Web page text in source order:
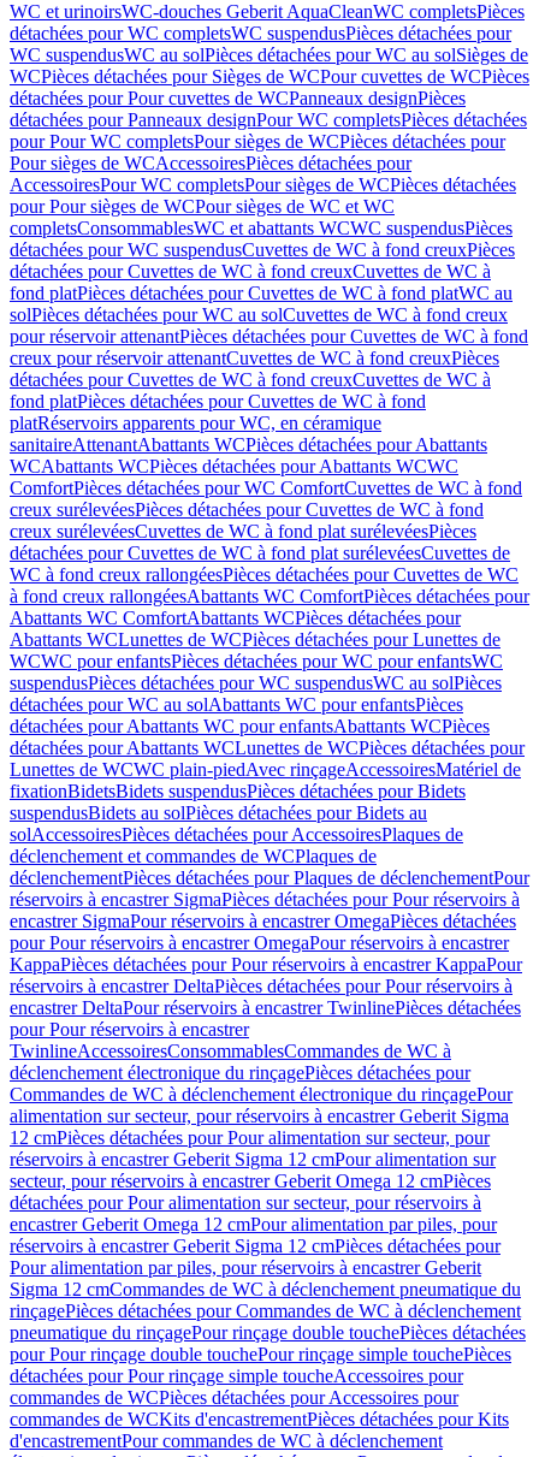
WC et urinoirsWC-douches Geberit AquaCleanWC completsPièces
détachées pour WC completsWC suspendusPièces détachées pour
WC suspendusWC au solPièces détachées pour WC au solSièges de
WCPièces détachées pour Sièges de WCPour cuvettes de WCPièces
détachées pour Pour cuvettes de WCPanneaux designPièces
détachées pour Panneaux designPour WC completsPièces détachées
pour Pour WC completsPour sièges de WCPièces détachées pour
Pour sièges de WCAccessoiresPièces détachées pour
AccessoiresPour WC completsPour sièges de WCPièces détachées
pour Pour sièges de WCPour sièges de WC et WC
completsConsommablesWC et abattants WCWC suspendusPièces
détachées pour WC suspendusCuvettes de WC à fond creuxPièces
détachées pour Cuvettes de WC à fond creuxCuvettes de WC à
fond platPièces détachées pour Cuvettes de WC à fond platWC au
solPièces détachées pour WC au solCuvettes de WC à fond creux
pour réservoir attenantPièces détachées pour Cuvettes de WC à fond
creux pour réservoir attenantCuvettes de WC à fond creuxPièces
détachées pour Cuvettes de WC à fond creuxCuvettes de WC à
fond platPièces détachées pour Cuvettes de WC à fond
platRéservoirs apparents pour WC, en céramique
sanitaireAttenantAbattants WCPièces détachées pour Abattants
WCAbattants WCPièces détachées pour Abattants WCWC
ComfortPièces détachées pour WC ComfortCuvettes de WC à fond
creux surélevéesPièces détachées pour Cuvettes de WC à fond
creux surélevéesCuvettes de WC à fond plat surélevéesPièces
détachées pour Cuvettes de WC à fond plat surélevéesCuvettes de
WC à fond creux rallongéesPièces détachées pour Cuvettes de WC
à fond creux rallongéesAbattants WC ComfortPièces détachées pour
Abattants WC ComfortAbattants WCPièces détachées pour
Abattants WCLunettes de WCPièces détachées pour Lunettes de
WCWC pour enfantsPièces détachées pour WC pour enfantsWC
suspendusPièces détachées pour WC suspendusWC au solPièces
détachées pour WC au solAbattants WC pour enfantsPièces
détachées pour Abattants WC pour enfantsAbattants WCPièces
détachées pour Abattants WCLunettes de WCPièces détachées pour
Lunettes de WCWC plain-piedAvec rinçageAccessoiresMatériel de
fixationBidetsBidets suspendusPièces détachées pour Bidets
suspendusBidets au solPièces détachées pour Bidets au
solAccessoiresPièces détachées pour AccessoiresPlaques de
déclenchement et commandes de WCPlaques de
déclenchementPièces détachées pour Plaques de déclenchementPour
réservoirs à encastrer SigmaPièces détachées pour Pour réservoirs à
encastrer SigmaPour réservoirs à encastrer OmegaPièces détachées
pour Pour réservoirs à encastrer OmegaPour réservoirs à encastrer
KappaPièces détachées pour Pour réservoirs à encastrer KappaPour
réservoirs à encastrer DeltaPièces détachées pour Pour réservoirs à
encastrer DeltaPour réservoirs à encastrer TwinlinePièces détachées
pour Pour réservoirs à encastrer
TwinlineAccessoiresConsommablesCommandes de WC à
déclenchement électronique du rinçagePièces détachées pour
Commandes de WC à déclenchement électronique du rinçagePour
alimentation sur secteur, pour réservoirs à encastrer Geberit Sigma
12 cmPièces détachées pour Pour alimentation sur secteur, pour
réservoirs à encastrer Geberit Sigma 12 cmPour alimentation sur
secteur, pour réservoirs à encastrer Geberit Omega 12 cmPièces
détachées pour Pour alimentation sur secteur, pour réservoirs à
encastrer Geberit Omega 12 cmPour alimentation par piles, pour
réservoirs à encastrer Geberit Sigma 12 cmPièces détachées pour
Pour alimentation par piles, pour réservoirs à encastrer Geberit
Sigma 12 cmCommandes de WC à déclenchement pneumatique du
rinçagePièces détachées pour Commandes de WC à déclenchement
pneumatique du rinçagePour rinçage double touchePièces détachées
pour Pour rinçage double touchePour rinçage simple touchePièces
détachées pour Pour rinçage simple toucheAccessoires pour
commandes de WCPièces détachées pour Accessoires pour
commandes de WCKits d'encastrementPièces détachées pour Kits
d'encastrementPour commandes de WC à déclenchement